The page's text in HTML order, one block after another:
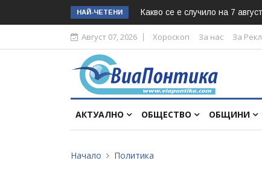
НАЙ-ЧЕТЕНИ Какво се е случило на 7
Август 07, 2026 Хороскоп За нас За
АКТУАЛНО ОБЩЕСТВО ОБЩИНИ
Начало Политика